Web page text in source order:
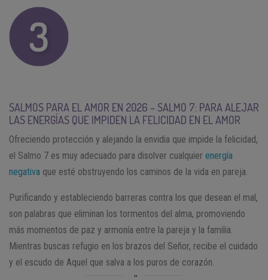
SALMOS PARA EL AMOR EN 2026 – SALMO 7: PARA ALEJAR
LAS ENERGÍAS QUE IMPIDEN LA FELICIDAD EN EL AMOR
Ofreciendo protección y alejando la envidia que impide la felicidad,
el Salmo 7 es muy adecuado para disolver cualquier energía
negativa que esté obstruyendo los caminos de la vida en pareja.
Purificando y estableciendo barreras contra los que desean el mal,
son palabras que eliminan los tormentos del alma, promoviendo
más momentos de paz y armonía entre la pareja y la familia.
Mientras buscas refugio en los brazos del Señor, recibe el cuidado
y el escudo de Aquel que salva a los puros de corazón.